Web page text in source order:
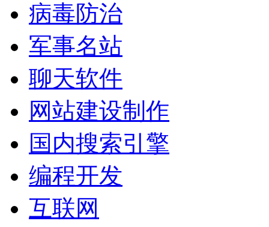
病毒防治
军事名站
聊天软件
网站建设制作
国内搜索引擎
编程开发
互联网